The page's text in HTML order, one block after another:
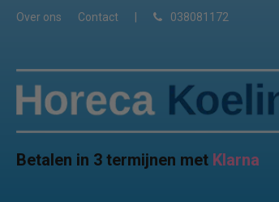
Over ons Contact 038081172
Betalen in 3 termijnen met Klarna